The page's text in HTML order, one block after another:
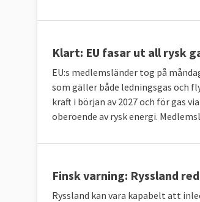
Klart: EU fasar ut all rysk
EU:s medlemsländer tog på
som gäller både ledningsgas och
kraft i början av 2027 och för gas
oberoende av rysk energi.
Finsk varning: Ryssland
Ryssland kan vara kapabelt att